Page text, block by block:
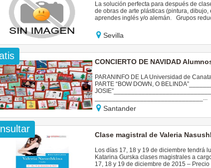
La solución perfecta para después de
de obras de arte plásticas (pintura,
aprendes inglés y/o alemán. Grupos
Sevilla
CONCIERTO DE NAVIDAD
PARANINFO DE LA Universidad de
PARTE “BOW DOWN, O
_______________________________...
Santander
Clase magistral de Valeria
Los días 17, 18 y 19 de diciembre tendrá
Katarina Gurska clases magistrales a
17, 18 y 19 de diciembre de 2015 –